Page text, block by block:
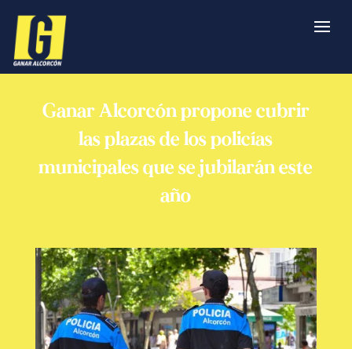
Ganar Alcorcón propone cubrir
las plazas de los policías
municipales que se jubilarán este
año